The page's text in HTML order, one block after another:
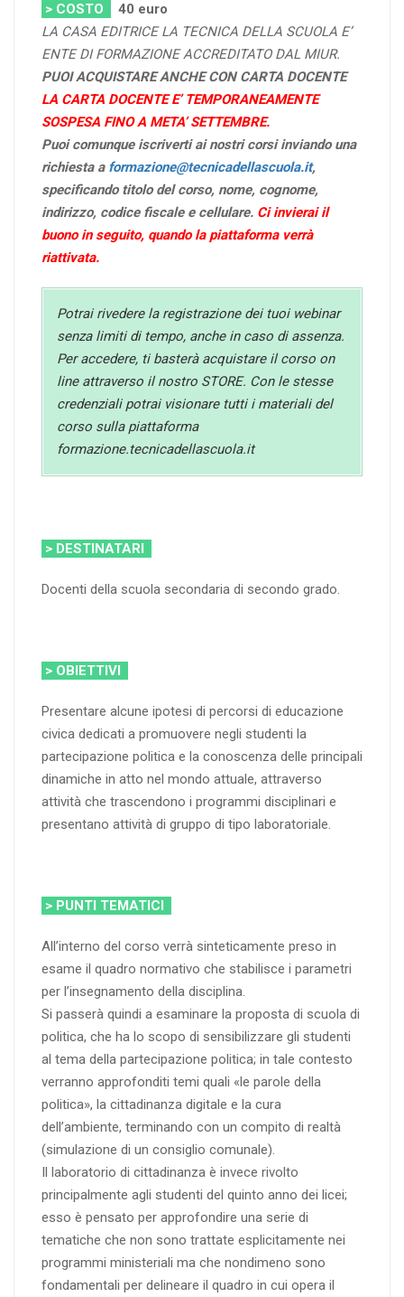
> COSTO 40 euro
LA CASA EDITRICE LA TECNICA DELLA SCUOLA E’
ENTE DI FORMAZIONE ACCREDITATO DAL MIUR.
PUOI ACQUISTARE ANCHE CON CARTA DOCENTE
LA CARTA DOCENTE E’ TEMPORANEAMENTE
SOSPESA FINO A META’ SETTEMBRE.
Puoi comunque iscriverti ai nostri corsi inviando una
richiesta a formazione@tecnicadellascuola.it,
specificando titolo del corso, nome, cognome,
indirizzo, codice fiscale e cellulare. Ci invierai il
buono in seguito, quando la piattaforma verrà
riattivata.
Potrai rivedere la registrazione dei tuoi webinar
senza limiti di tempo, anche in caso di assenza.
Per accedere, ti basterà acquistare il corso on
line attraverso il nostro STORE. Con le stesse
credenziali potrai visionare tutti i materiali del
corso sulla piattaforma
formazione.tecnicadellascuola.it
> DESTINATARI
Docenti della scuola secondaria di secondo grado.
> OBIETTIVI
Presentare alcune ipotesi di percorsi di educazione
civica dedicati a promuovere negli studenti la
partecipazione politica e la conoscenza delle principali
dinamiche in atto nel mondo attuale, attraverso
attività che trascendono i programmi disciplinari e
presentano attività di gruppo di tipo laboratoriale.
> PUNTI TEMATICI
All’interno del corso verrà sinteticamente preso in
esame il quadro normativo che stabilisce i parametri
per l’insegnamento della disciplina.
Si passerà quindi a esaminare la proposta di scuola di
politica, che ha lo scopo di sensibilizzare gli studenti
al tema della partecipazione politica; in tale contesto
verranno approfonditi temi quali «le parole della
politica», la cittadinanza digitale e la cura
dell’ambiente, terminando con un compito di realtà
(simulazione di un consiglio comunale).
Il laboratorio di cittadinanza è invece rivolto
principalmente agli studenti del quinto anno dei licei;
esso è pensato per approfondire una serie di
tematiche che non sono trattate esplicitamente nei
programmi ministeriali ma che nondimeno sono
fondamentali per delineare il quadro in cui opera il